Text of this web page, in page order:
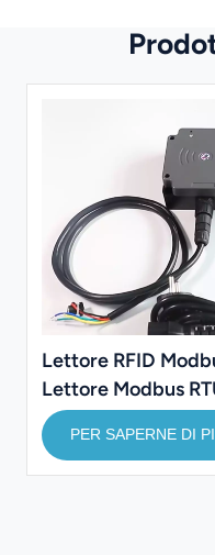
Lettore RFID
Lettore Modbus
MHz
PER SAPERNE DI